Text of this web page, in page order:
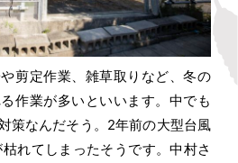
剪定作業、雑草取りなど、冬の
作業が多いといいます。中でも
策なんだそう。2年前の大型台風
れてしまったそうです。中村さ